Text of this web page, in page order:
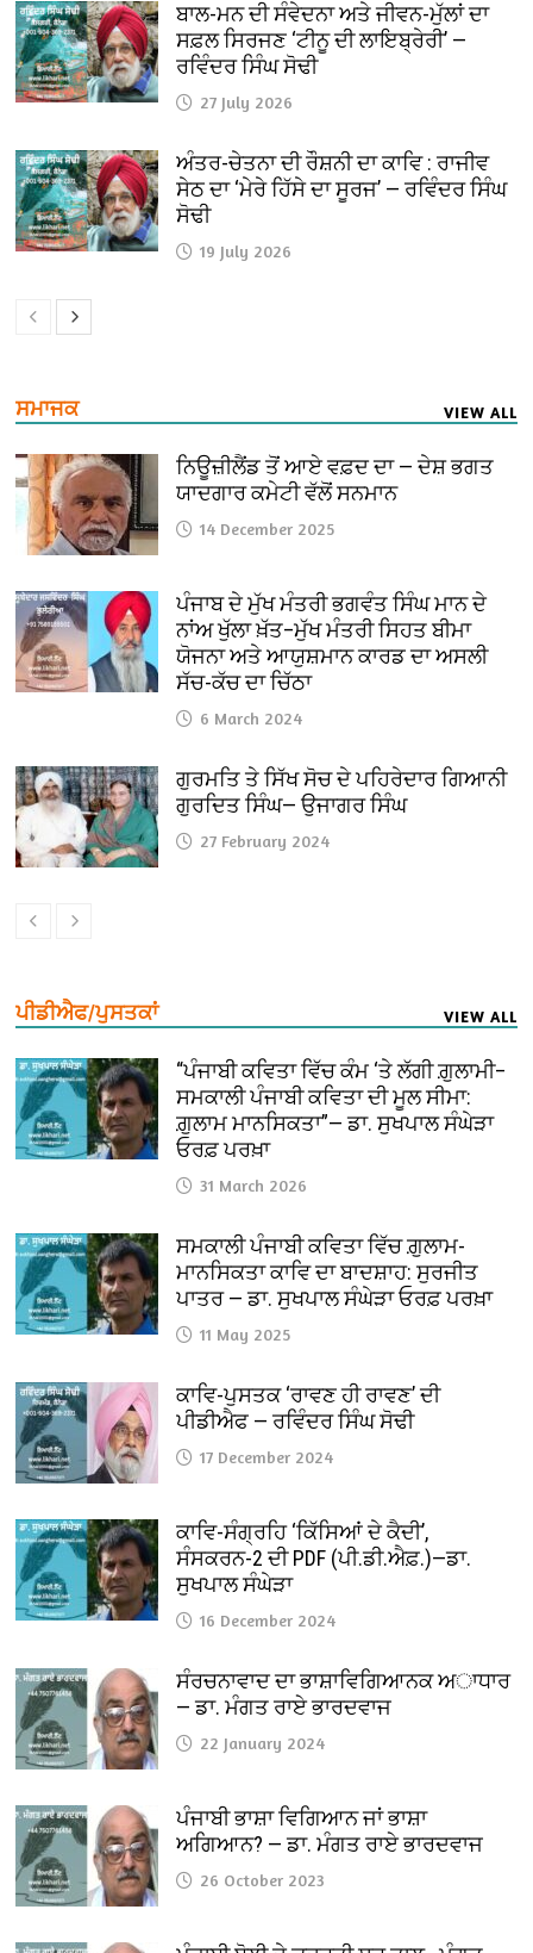
ਬਾਲ-ਮਨ ਦੀ ਸੰਵੇਦਨਾ ਅਤੇ ਜੀਵਨ-ਮੁੱਲਾਂ ਦਾ
ਸਫ਼ਲ ਸਿਰਜਣ ‘ਟੀਨੂ ਦੀ ਲਾਇਬ੍ਰੇਰੀ’ —
ਰਵਿੰਦਰ ਸਿੰਘ ਸੋਢੀ
27 July 2026
ਅੰਤਰ-ਚੇਤਨਾ ਦੀ ਰੌਸ਼ਨੀ ਦਾ ਕਾਵਿ : ਰਾਜੀਵ
ਸੇਠ ਦਾ ‘ਮੇਰੇ ਹਿੱਸੇ ਦਾ ਸੂਰਜ’ — ਰਵਿੰਦਰ ਸਿੰਘ
ਸੋਢੀ
19 July 2026
ਸਮਾਜਕ VIEW ALL
ਨਿਊਜ਼ੀਲੈਂਡ ਤੋਂ ਆਏ ਵਫ਼ਦ ਦਾ — ਦੇਸ਼ ਭਗਤ
ਯਾਦਗਾਰ ਕਮੇਟੀ ਵੱਲੋਂ ਸਨਮਾਨ
14 December 2025
ਪੰਜਾਬ ਦੇ ਮੁੱਖ ਮੰਤਰੀ ਭਗਵੰਤ ਸਿੰਘ ਮਾਨ ਦੇ
ਨਾਂਅ ਖੁੱਲਾ ਖ਼ੱਤ–ਮੁੱਖ ਮੰਤਰੀ ਸਿਹਤ ਬੀਮਾ
ਯੋਜਨਾ ਅਤੇ ਆਯੁਸ਼ਮਾਨ ਕਾਰਡ ਦਾ ਅਸਲੀ
ਸੱਚ-ਕੱਚ ਦਾ ਚਿੱਠਾ
6 March 2024
ਗੁਰਮਤਿ ਤੇ ਸਿੱਖ ਸੋਚ ਦੇ ਪਹਿਰੇਦਾਰ ਗਿਆਨੀ
ਗੁਰਦਿਤ ਸਿੰਘ— ਉਜਾਗਰ ਸਿੰਘ
27 February 2024
ਪੀਡੀਐਫ/ਪੁਸਤਕਾਂ VIEW ALL
“ਪੰਜਾਬੀ ਕਵਿਤਾ ਵਿੱਚ ਕੰਮ ‘ਤੇ ਲੱਗੀ ਗ਼ੁਲਾਮੀ–
ਸਮਕਾਲੀ ਪੰਜਾਬੀ ਕਵਿਤਾ ਦੀ ਮੂਲ ਸੀਮਾ:
ਗ਼ੁਲਾਮ ਮਾਨਸਿਕਤਾ”— ਡਾ. ਸੁਖਪਾਲ ਸੰਘੇੜਾ
ਓਰਫ਼ ਪਰਖ਼ਾ
31 March 2026
ਸਮਕਾਲੀ ਪੰਜਾਬੀ ਕਵਿਤਾ ਵਿੱਚ ਗ਼ੁਲਾਮ-
ਮਾਨਸਿਕਤਾ ਕਾਵਿ ਦਾ ਬਾਦਸ਼ਾਹ: ਸੁਰਜੀਤ
ਪਾਤਰ — ਡਾ. ਸੁਖਪਾਲ ਸੰਘੇੜਾ ਓਰਫ਼ ਪਰਖ਼ਾ
11 May 2025
ਕਾਵਿ-ਪੁਸਤਕ ‘ਰਾਵਣ ਹੀ ਰਾਵਣ’ ਦੀ
ਪੀਡੀਐਫ — ਰਵਿੰਦਰ ਸਿੰਘ ਸੋਢੀ
17 December 2024
ਕਾਵਿ-ਸੰਗ੍ਰਹਿ ‘ਕਿੱਸਿਆਂ ਦੇ ਕੈਦੀ’,
ਸੰਸਕਰਨ-2 ਦੀ PDF (ਪੀ.ਡੀ.ਐਫ਼.)—ਡਾ.
ਸੁਖਪਾਲ ਸੰਘੇੜਾ
16 December 2024
ਸੰਰਚਨਾਵਾਦ ਦਾ ਭਾਸ਼ਾਵਿਗਿਆਨਕ ਅਾਧਾਰ
— ਡਾ. ਮੰਗਤ ਰਾਏ ਭਾਰਦਵਾਜ
22 January 2024
ਪੰਜਾਬੀ ਭਾਸ਼ਾ ਵਿਗਿਆਨ ਜਾਂ ਭਾਸ਼ਾ
ਅਗਿਆਨ? — ਡਾ. ਮੰਗਤ ਰਾਏ ਭਾਰਦਵਾਜ
26 October 2023